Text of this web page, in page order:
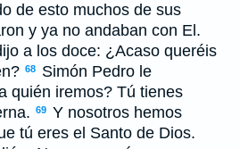
de esto muchos de sus
y ya no andaban con El.
a los doce: ¿Acaso queréis
68
Simón Pedro le
quién iremos? Tú tienes
69 Y nosotros hemos
tú eres el Santo de Dios.